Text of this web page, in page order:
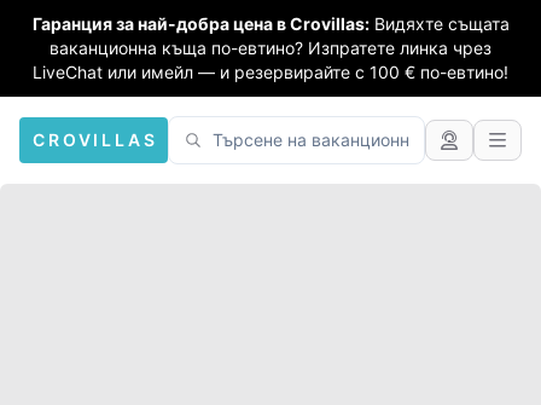
Гаранция за най-добра цена в Crovillas: Видяхте същата
ваканционна къща по-евтино? Изпратете линка чрез
LiveChat или имейл — и резервирайте с 100 € по-евтино!
CROVILLAS